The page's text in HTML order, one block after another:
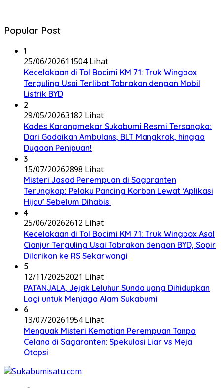
Popular Post
1
25/06/202611504 Lihat
Kecelakaan di Tol Bocimi KM 71: Truk Wingbox
Terguling Usai Terlibat Tabrakan dengan Mobil
Listrik BYD
2
29/05/20263182 Lihat
Kades Karangmekar Sukabumi Resmi Tersangka:
Dari Gadaikan Ambulans, BLT Mangkrak, hingga
Dugaan Penipuan!
3
15/07/20262898 Lihat
Misteri Jasad Perempuan di Sagaranten
Terungkap: Pelaku Pancing Korban Lewat ‘Aplikasi
Hijau’ Sebelum Dihabisi
4
25/06/20262612 Lihat
Kecelakaan di Tol Bocimi KM 71: Truk Wingbox Asal
Cianjur Terguling Usai Tabrakan dengan BYD, Sopir
Dilarikan ke RS Sekarwangi
5
12/11/20252021 Lihat
PATANJALA, Jejak Leluhur Sunda yang Dihidupkan
Lagi untuk Menjaga Alam Sukabumi
6
13/07/20261954 Lihat
Menguak Misteri Kematian Perempuan Tanpa
Celana di Sagaranten: Spekulasi Liar vs Meja
Otopsi